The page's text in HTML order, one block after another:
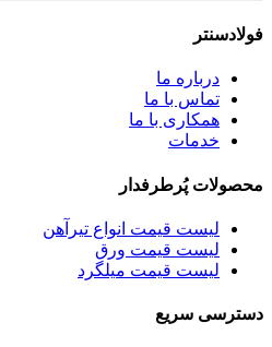
فولادسنتر
درباره ما
تماس با ما
همکاری با ما
خدمات
محصولات پُرطرفدار
لیست قیمت انواع تیرآهن
لیست قیمت ورق
لیست قیمت میلگرد
دسترسی سریع